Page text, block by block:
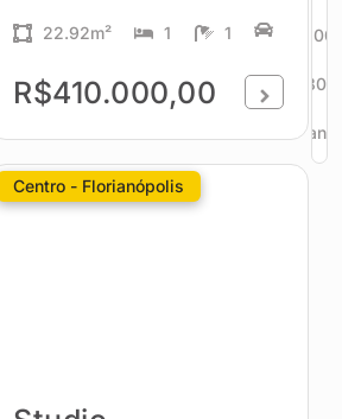
22.92m² 1 1
R$410.000,00
Centro - Florianópolis
300
301